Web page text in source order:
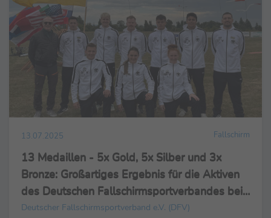
13.07.2025 Fallschirm
13 Medaillen - 5x Gold, 5x Silber und 3x
Bronze: Großartiges Ergebnis für die Aktiven
des Deutschen Fallschirmsportverbandes bei
Europameisterschaften im Ziel- und
Deutscher Fallschirmsportverband e.V. (DFV)